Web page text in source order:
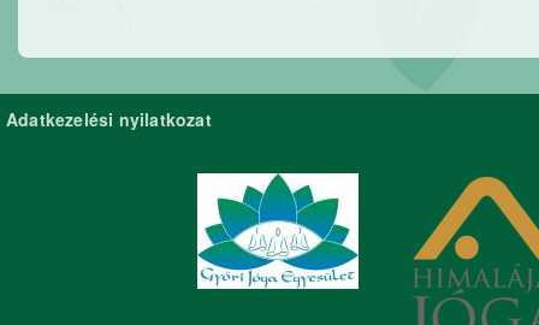
Adatkezelési nyilatkozat